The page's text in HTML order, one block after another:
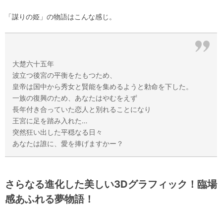
「謀りの姫」の物語はこんな感じ。
大楚六十五年
波立つ後宮の平衡をたもつため、
皇帝は国中から秀女と賢能を集めるようと勅命を下した。
一族の復興のため、あなたはやむをえず
長年付き合っていた恋人と別れることになり
王宮に足を踏み入れた…
突然狂い出した平穏なる日々
あなたは誰に、愛を捧げますかー？
さらなる進化した美しい3Dグラフィック！臨場
感あふれる夢物語！